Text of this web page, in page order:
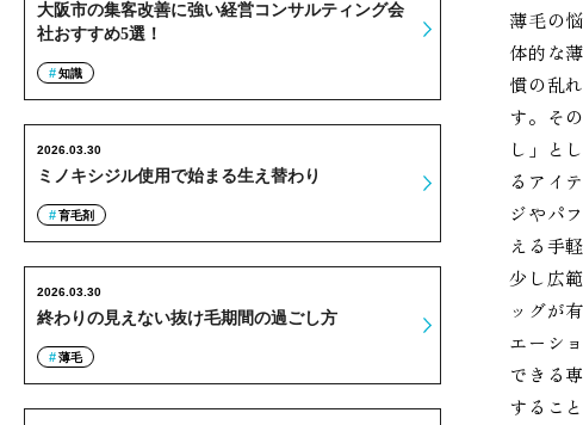
薄毛の
体的な
慣の乱
す。そ
し」と
るアイ
ジやパ
える手
少し広
ッグが
エーシ
できる
するこ
大阪市の集客改善に強い経営コンサルティング会
社おすすめ5選！
知識
ミノキシジル使用で始まる生え替わり
2026.03.30
育毛剤
終わりの見えない抜け毛期間の過ごし方
2026.03.30
薄毛